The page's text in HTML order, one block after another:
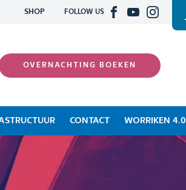
SHOP FOLLOW US
OVERNACHTING BOEKEN
CONTACT WORRIKEN 4.0